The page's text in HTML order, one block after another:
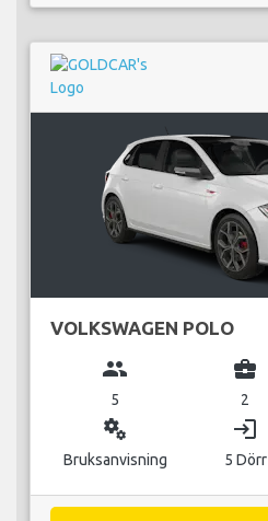
VOLKSWAGEN POLO
group
5
business_center
2
miscellaneous_services
Bruksanvisning
login
5 Dörr